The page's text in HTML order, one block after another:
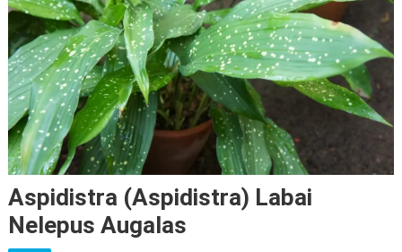
Aspidistra (Aspidistra) Labai
Nelepus Augalas